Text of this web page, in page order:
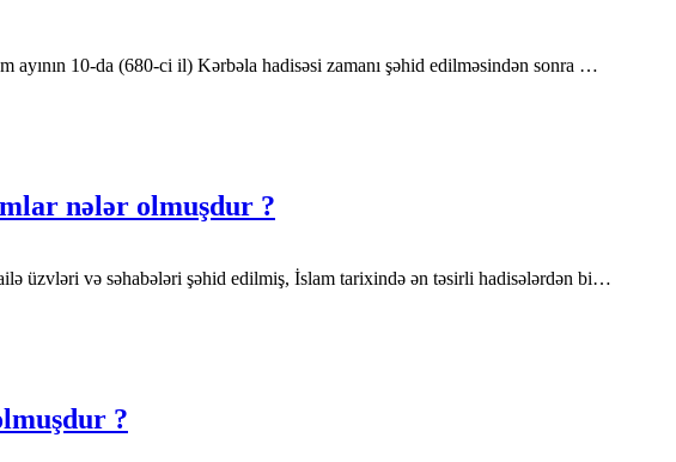
10-da (680-ci il) Kərbəla hadisəsi zamanı şəhid edilməsindən sonra …
nələr olmuşdur ?
üzvləri və səhabələri şəhid edilmiş, İslam tarixində ən təsirli hadisələrdən bi…
?